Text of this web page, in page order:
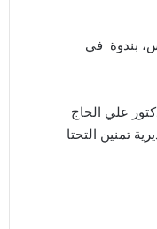
بندوة في
علي الحاج
تمنين التحتا